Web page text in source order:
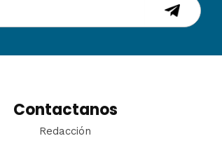
Contactanos
Redacción